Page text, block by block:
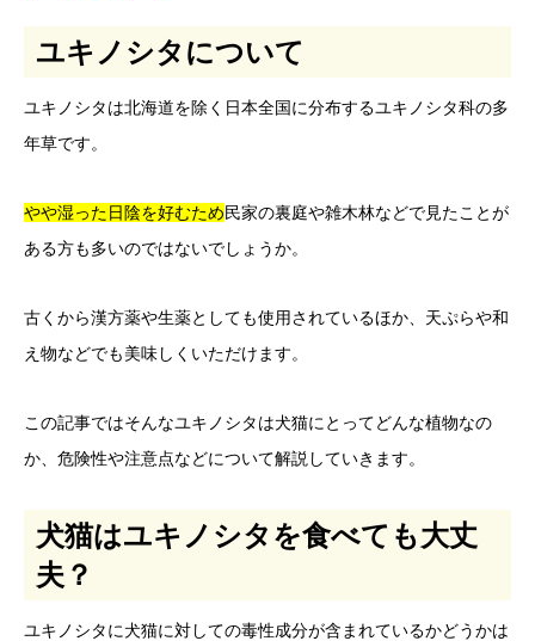
ユキノシタについて
ユキノシタは北海道を除く日本全国に分布するユキノシタ科の多
年草です。
やや湿った日陰を好むため民家の裏庭や雑木林などで見たことが
ある方も多いのではないでしょうか。
古くから漢方薬や生薬としても使用されているほか、天ぷらや和
え物などでも美味しくいただけます。
この記事ではそんなユキノシタは犬猫にとってどんな植物なの
か、危険性や注意点などについて解説していきます。
犬猫はユキノシタを食べても大丈
夫？
ユキノシタに犬猫に対しての毒性成分が含まれているかどうかは